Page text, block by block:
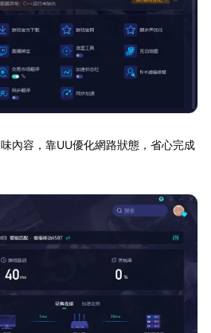
內容，靠UU優化網路狀態，省心完成